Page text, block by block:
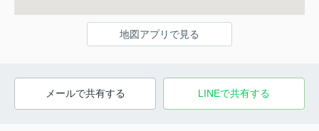
地図アプリで見る
メールで共有する LINEで共有する